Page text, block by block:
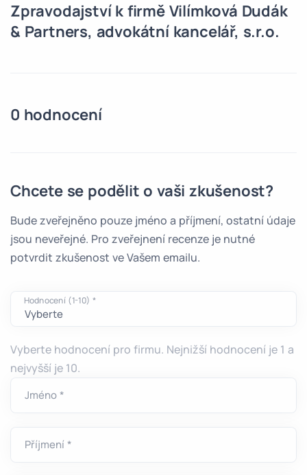
Zpravodajství k firmě Vilímková Dudák
& Partners, advokátní kancelář, s.r.o.
0 hodnocení
Chcete se podělit o vaši zkušenost?
Bude zveřejněno pouze jméno a příjmení, ostatní údaje
jsou neveřejné. Pro zveřejnení recenze je nutné
potvrdit zkušenost ve Vašem emailu.
Hodnocení (1-10) *
Vyberte hodnocení pro firmu. Nejnižší hodnocení je 1 a
nejvyšší je 10.
Jméno *
Příjmení *